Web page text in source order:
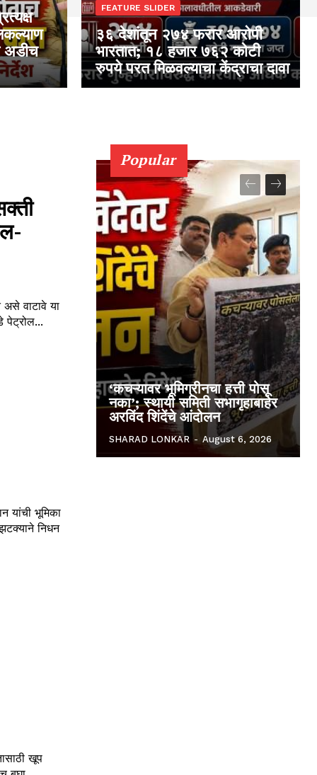
अडीच
FEATURE SLIDER
३६ देशांतून २७४ फरार आरोपी
भारतात; १८ हजार ७६२ कोटी
रुपये परत मिळवल्याचा केंद्राचा दावा
पेट्रोल...
यांची भूमिका
निधन
खूप
Popular
‘कचऱ्यावर भूमिग्रीनचा हत्ती पोसू
नका’; स्थायी समिती सभागृहाबाहेर
अरविंद शिंदेंचे आंदोलन
SHARAD LONKAR - August 6, 2026